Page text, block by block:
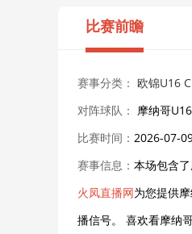
比赛前瞻
赛事分类： 欧锦U16 C
对阵球队： 摩纳哥
比赛时间： 2026-07-
赛事信息： 本场包含
火凤直播网为您提供
播信号。 喜欢看摩纳